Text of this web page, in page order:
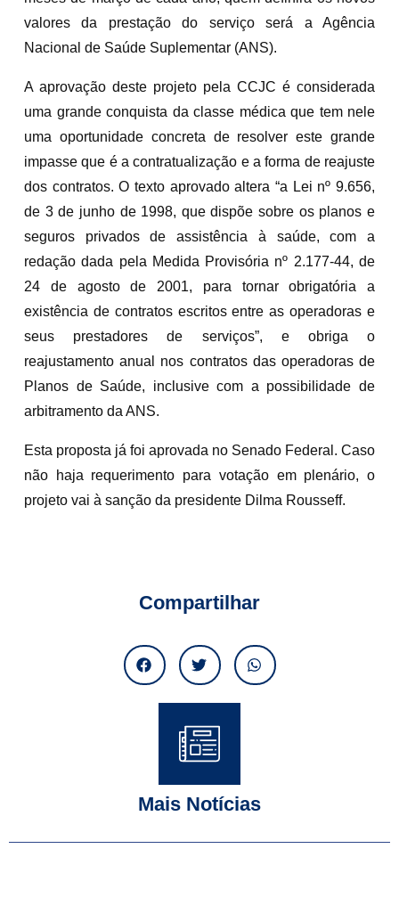
valores da prestação do serviço será a Agência
Nacional de Saúde Suplementar (ANS).
A aprovação deste projeto pela CCJC é considerada
uma grande conquista da classe médica que tem nele
uma oportunidade concreta de resolver este grande
impasse que é a contratualização e a forma de reajuste
dos contratos. O texto aprovado altera “a Lei nº 9.656,
de 3 de junho de 1998, que dispõe sobre os planos e
seguros privados de assistência à saúde, com a
redação dada pela Medida Provisória nº 2.177-44, de
24 de agosto de 2001, para tornar obrigatória a
existência de contratos escritos entre as operadoras e
seus prestadores de serviços”, e obriga o
reajustamento anual nos contratos das operadoras de
Planos de Saúde, inclusive com a possibilidade de
arbitramento da ANS.
Esta proposta já foi aprovada no Senado Federal. Caso
não haja requerimento para votação em plenário, o
projeto vai à sanção da presidente Dilma Rousseff.
Compartilhar
Mais Notícias